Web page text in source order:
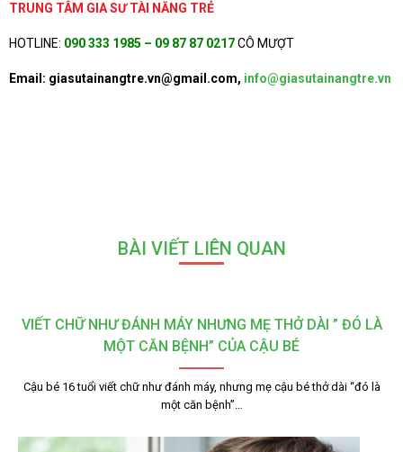
TRUNG TÂM GIA SƯ TÀI NĂNG TRẺ
HOTLINE: 090 333 1985 – 09 87 87 0217CÔ MƯỢT
Email: giasutainangtre.vn@gmail.com, info@giasutainangtre.vn
BÀI VIẾT LIÊN QUAN
VIẾT CHỮ NHƯ ĐÁNH MÁY NHƯNG MẸ THỞ DÀI ” ĐÓ LÀ
MỘT CĂN BỆNH” CỦA CẬU BÉ
Cậu bé 16 tuổi viết chữ như đánh máy, nhưng mẹ cậu bé thở dài “đó là
một căn bệnh”…